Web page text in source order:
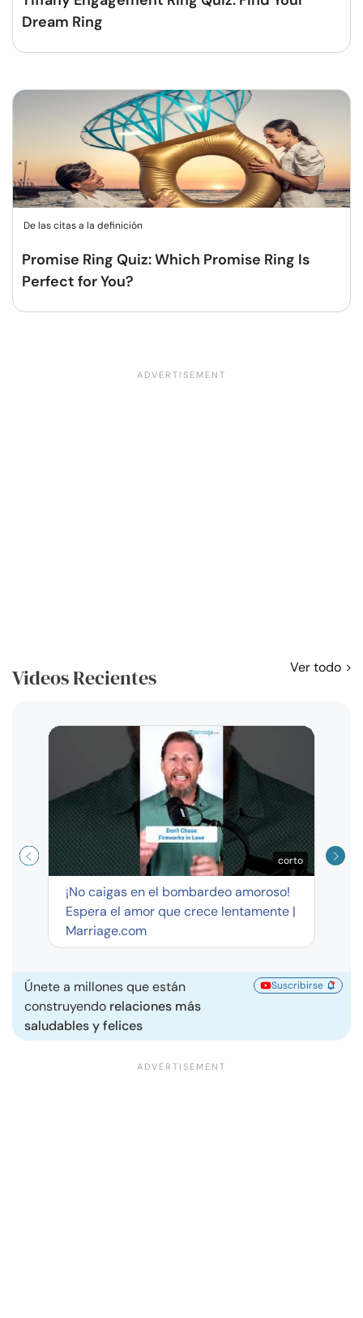
Dream Ring
De las citas a la definición
Promise Ring Quiz: Which Promise Ring Is
Perfect for You?
Videos Recientes Ver todo
corto
¡No caigas en el bombardeo amoroso!
Espera el amor que crece lentamente |
Marriage.com
Únete a millones que están
construyendo relaciones más
saludables y felices
Suscribirse